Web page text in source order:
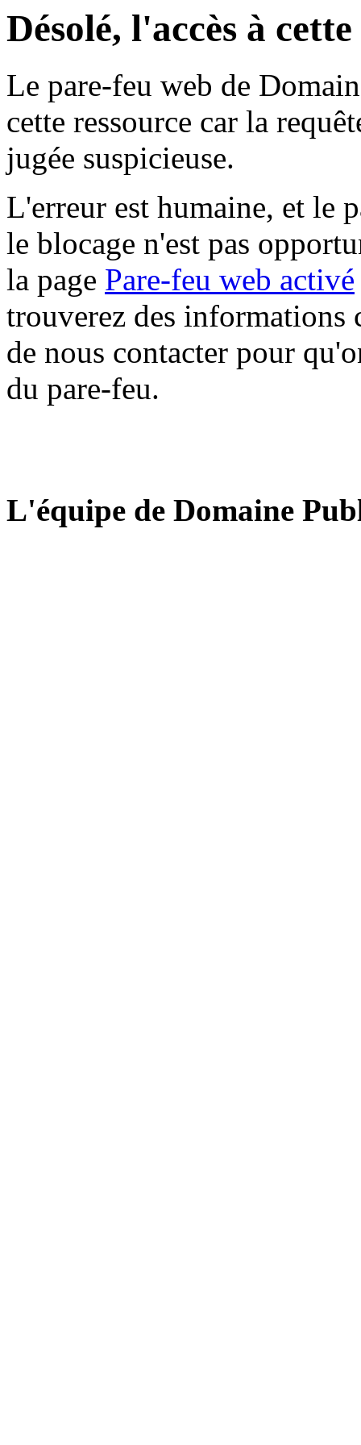
Désolé, l'accès à
Le pare-feu web de
cette ressource car la
jugée suspicieuse.
L'erreur est humaine, et le
le blocage n'est pas
la page Pare-feu web activé
trouverez des informations
de nous contacter pour
du pare-feu.
L'équipe de Domaine